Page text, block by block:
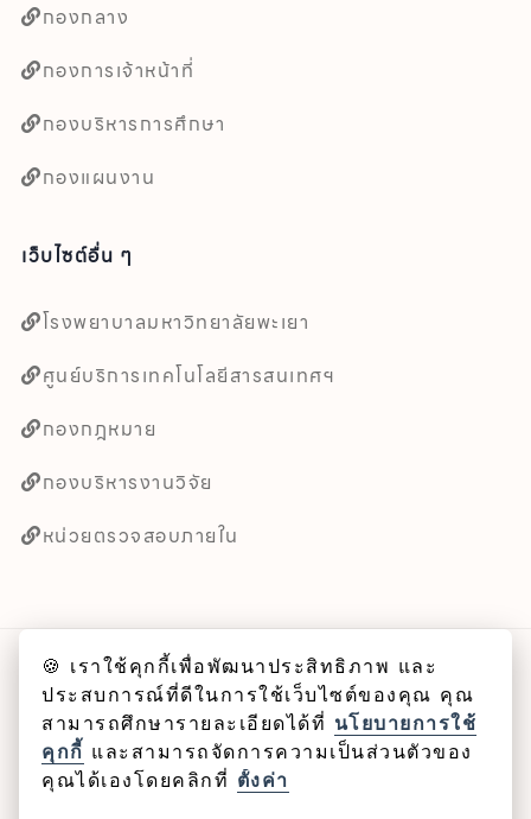
กองกลาง
กองการเจ้าหน้าที่
กองบริหารการศึกษา
กองแผนงาน
เว็บไซต์อื่น ๆ
โรงพยาบาลมหาวิทยาลัยพะเยา
ศูนย์บริการเทคโนโลยีสารสนเทศฯ
กองกฎหมาย
กองบริหารงานวิจัย
หน่วยตรวจสอบภายใน
ลิขสิทธิ์ © 2025 คณะศิลปศาสตร์ มหาวิทยาลัยพะเยา
Cookie
นโยบายคุกกี้
🍪 เราใช้คุกกี้เพื่อพัฒนาประสิทธิภาพ และ
ประสบการณ์ที่ดีในการใช้เว็บไซต์ของคุณ คุณ
สามารถศึกษารายละเอียดได้ที่ นโยบายการใช้
คุกกี้ และสามารถจัดการความเป็นส่วนตัวของ
คุณได้เองโดยคลิกที่ ตั้งค่า